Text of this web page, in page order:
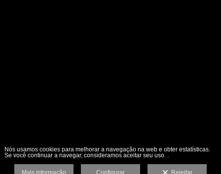
Nós usamos cookies para melhorar a navegação na web e obter estatísticas.
Se você continuar a navegar, consideramos aceitar seu uso. .
Mais informação Configurar Rejeitar